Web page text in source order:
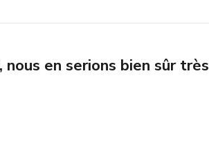
en serions bien sûr très